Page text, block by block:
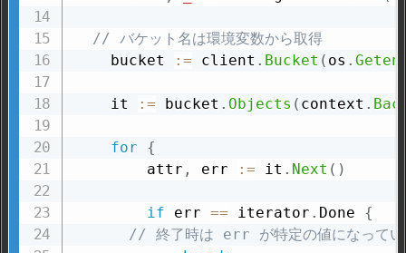
// バケット名は環境変数から取得
    bucket
:= client . Bucket ( os .
    it
:= bucket . Objects ( context .
for
{
        attr
, err := it . Next ( )
if err == iterator . Done {
// 終了時は err が特定の値になってい